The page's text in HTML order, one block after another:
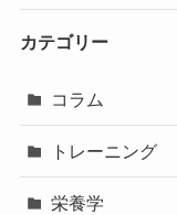
カテゴリー
コラム
トレーニング
栄養学